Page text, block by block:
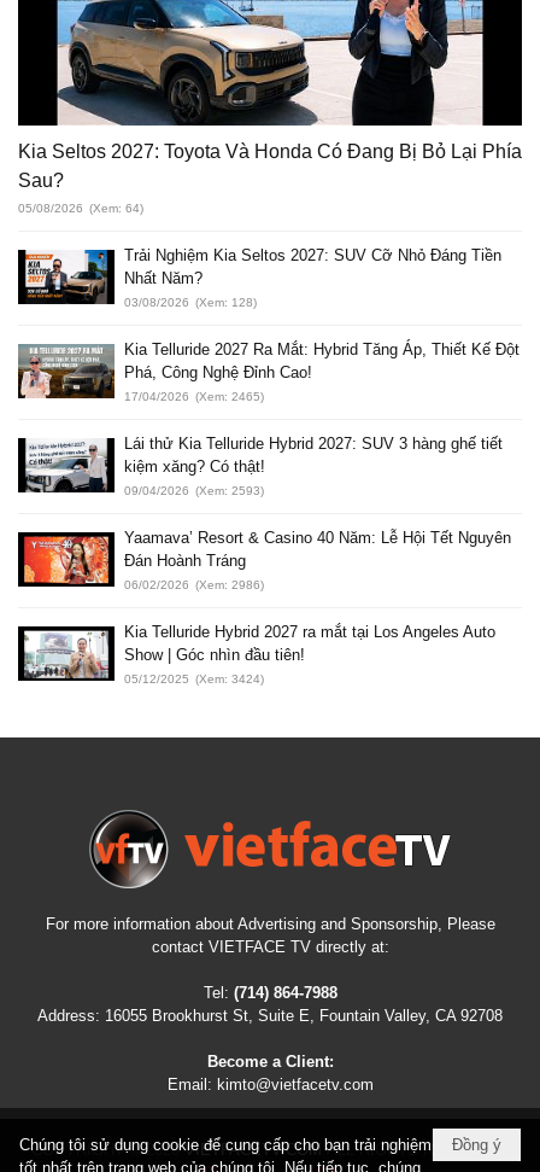
Kia Seltos 2027: Toyota Và Honda Có Đang Bị Bỏ Lại Phía
Sau?
05/08/2026 (Xem: 64)
Trải Nghiệm Kia Seltos 2027: SUV Cỡ Nhỏ Đáng Tiền
Nhất Năm?
03/08/2026 (Xem: 128)
Kia Telluride 2027 Ra Mắt: Hybrid Tăng Áp, Thiết Kế Đột
Phá, Công Nghệ Đỉnh Cao!
17/04/2026 (Xem: 2465)
Lái thử Kia Telluride Hybrid 2027: SUV 3 hàng ghế tiết
kiệm xăng? Có thật!
09/04/2026 (Xem: 2593)
Yaamava’ Resort & Casino 40 Năm: Lễ Hội Tết Nguyên
Đán Hoành Tráng
06/02/2026 (Xem: 2986)
Kia Telluride Hybrid 2027 ra mắt tại Los Angeles Auto
Show | Góc nhìn đầu tiên!
05/12/2025 (Xem: 3424)
For more information about Advertising and Sponsorship, Please
contact VIETFACE TV directly at:
Tel: (714) 864-7988
Address: 16055 Brookhurst St, Suite E, Fountain Valley, CA 92708
Become a Client:
Email: kimto@vietfacetv.com
COPYRIGHT © 2026VIETFACETV.COM ALL RIGHTS RESERVED
Đồng ý
Chúng tôi sử dụng cookie để cung cấp cho bạn trải nghiệm
tốt nhất trên trang web của chúng tôi. Nếu tiếp tục, chúng